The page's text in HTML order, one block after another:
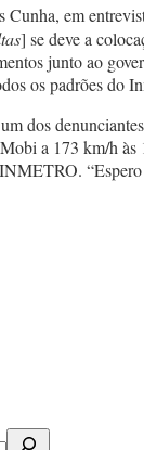
Cunha, em
] se deve a
junto ao
os padrões do
dos
a 173 km/h